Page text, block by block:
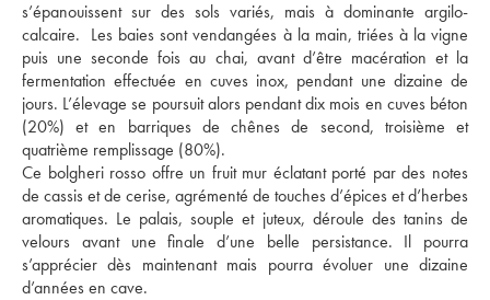
s’épanouissent sur des sols variés, mais à dominante argilo-
calcaire.  Les baies sont vendangées à la main, triées à la vigne
puis une seconde fois au chai, avant d’être macération et la
fermentation effectuée en cuves inox, pendant une dizaine de
jours. L’élevage se poursuit alors pendant dix mois en cuves béton
(20%) et en barriques de chênes de second, troisième et
quatrième remplissage (80%).
Ce bolgheri rosso offre un fruit mur éclatant porté par des notes
de cassis et de cerise, agrémenté de touches d’épices et d’herbes
aromatiques. Le palais, souple et juteux, déroule des tanins de
velours avant une finale d’une belle persistance. Il pourra
s’apprécier dès maintenant mais pourra évoluer une dizaine
d’années en cave.